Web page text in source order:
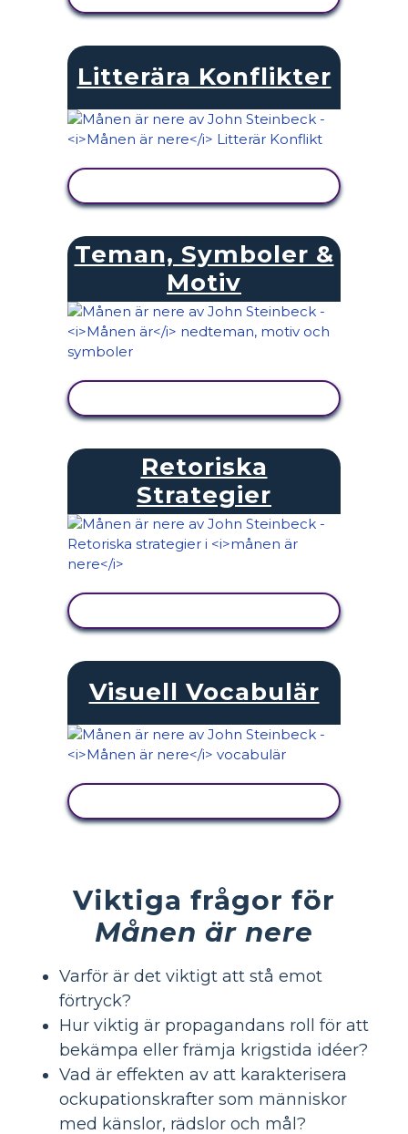
Litterära Konflikter
Teman, Symboler &
Motiv
Retoriska
Strategier
Visuell Vocabulär
Viktiga frågor för
Månen är nere
Varför är det viktigt att stå emot
förtryck?
Hur viktig är propagandans roll för att
bekämpa eller främja krigstida idéer?
Vad är effekten av att karakterisera
ockupationskrafter som människor
med känslor, rädslor och mål?